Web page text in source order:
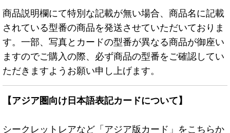
商品説明欄にて特別な記載が無い場合、商品名に記載
されている型番の商品を発送させていただいておりま
す。一部、写真とカードの型番が異なる商品が御座い
ますのでご購入の際、必ず商品の型番をご確認してい
ただきますようお願い申し上げます。
【アジア圏向け日本語表記カードについて】
シークレットレアなど「アジア版カード」をこちらか